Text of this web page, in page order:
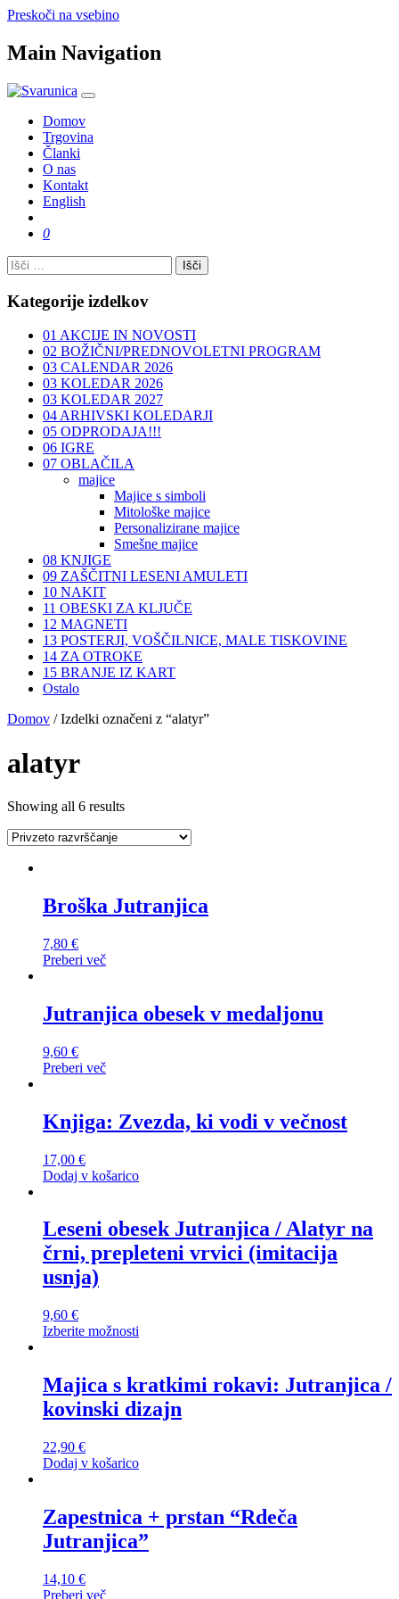
Preskoči na vsebino
Main Navigation
Domov
Trgovina
Članki
O nas
Kontakt
English
Išči:
Kategorije izdelkov
01 AKCIJE IN NOVOSTI
02 BOŽIČNI/PREDNOVOLETNI PROGRAM
03 CALENDAR 2026
03 KOLEDAR 2026
03 KOLEDAR 2027
04 ARHIVSKI KOLEDARJI
05 ODPRODAJA!!!
06 IGRE
07 OBLAČILA
majice
Majice s simboli
Mitološke majice
Personalizirane majice
Smešne majice
08 KNJIGE
09 ZAŠČITNI LESENI AMULETI
10 NAKIT
11 OBESKI ZA KLJUČE
12 MAGNETI
13 POSTERJI, VOŠČILNICE, MALE TISKOVINE
14 ZA OTROKE
15 BRANJE IZ KART
Ostalo
Domov / Izdelki označeni z “alatyr”
alatyr
Showing all 6 results
Broška Jutranjica
7,80 €
Preberi več
Jutranjica obesek v medaljonu
9,60 €
Preberi več
Knjiga: Zvezda, ki vodi v večnost
17,00 €
Dodaj v košarico
Leseni obesek Jutranjica / Alatyr na
črni, prepleteni vrvici (imitacija
usnja)
9,60 €
Izberite možnosti
ima
več
različic.
lahko
izberete
na
izdelka
Majica s kratkimi rokavi: Jutranjica /
kovinski dizajn
22,90 €
Dodaj v košarico
Zapestnica + prstan “Rdeča
Jutranjica”
14,10 €
Preberi več